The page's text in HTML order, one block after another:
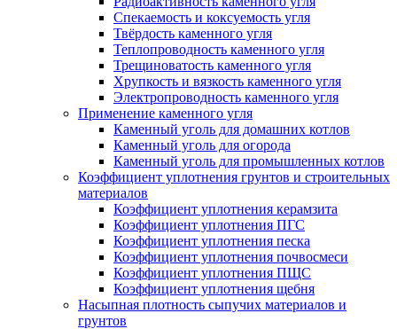
Спекаемость и коксуемость угля
Твёрдость каменного угля
Теплопроводность каменного угля
Трещиноватость каменного угля
Хрупкость и вязкость каменного угля
Электропроводность каменного угля
Применение каменного угля
Каменный уголь для домашних котлов
Каменный уголь для огорода
Каменный уголь для промышленных котлов
Коэффициент уплотнения грунтов и строительных
материалов
Коэффициент уплотнения керамзита
Коэффициент уплотнения ПГС
Коэффициент уплотнения песка
Коэффициент уплотнения почвосмеси
Коэффициент уплотнения ПЩС
Коэффициент уплотнения щебня
Насыпная плотность сыпучих материалов и
грунтов